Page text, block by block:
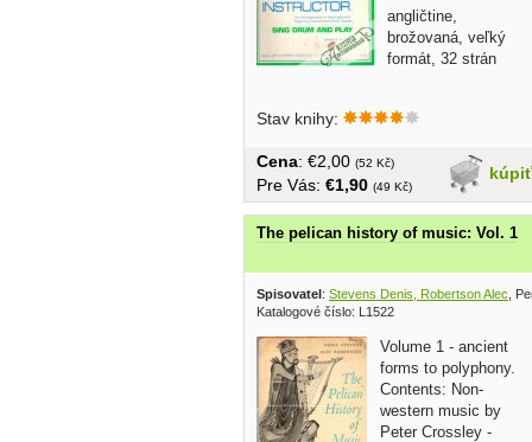
angličtine,
brožovaná, veľký
formát, 32 strán
Stav knihy:
kúpiť
Cena: €2,00 (52 Kč)
Pre Vás: €1,90 (49 Kč)
The pelican history of music: Vol. 1
Spisovatel: Stevens Denis, Robertson Alec ,
Katalogové číslo: L1522
Volume 1 - ancient
forms to polyphony.
Contents: Non-
western music by
Peter Crossley -